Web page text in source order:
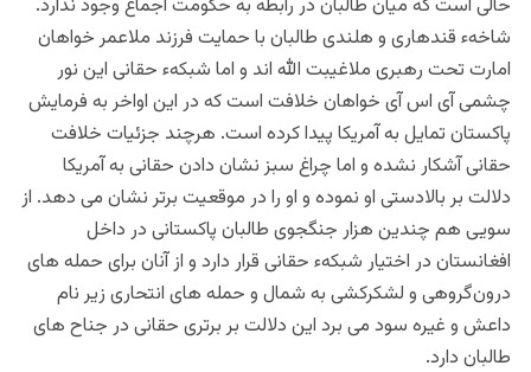
حالی است که میان طالبان در رابطه به حکومت اجماع وجود ندارد.
شاخهء قندهاری و هلندی طالبان با حمایت فرزند ملاعمر خواهان
امارت تحت رهبری ملاغیبت الله اند و اما شبکهء حقانی این نور
چشمی آی اس آی خواهان خلافت است که در این اواخر به فرمایش
پاکستان تمایل به آمریکا پیدا کرده است. هرچند جزئیات خلافت
حقانی آشکار نشده و اما چراغ سبز نشان دادن حقانی به آمریکا
دلالت بر بالادستی او نموده و او را در موقعیت برتر نشان می دهد. از
سویی هم چندین هزار جنگجوی طالبان پاکستانی در داخل
افغانستان در اختیار شبکهء حقانی قرار دارد و از آنان برای حمله های
درون‌گروهی و لشکرکشی به شمال و حمله های انتحاری زیر نام
داعش و غیره سود می برد این دلالت بر برتری حقانی در جناح های
طالبان دارد.